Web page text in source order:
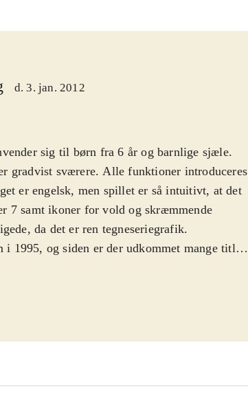
d. 3. jan. 2012
sig til børn fra 6 år og barnlige sjæle.
gradvist sværere. Alle funktioner introduceres
er engelsk, men spillet er så intuitivt, at det
7 samt ikoner for vold og skræmmende
da det er ren tegneseriegrafik.
i 1995, og siden er der udkommet mange titler
freden i eventyrverdenen "Glade of
Grafikken er flot, farverig og detaljeret, og
Man kan spille op til 4 spillere med hver sin